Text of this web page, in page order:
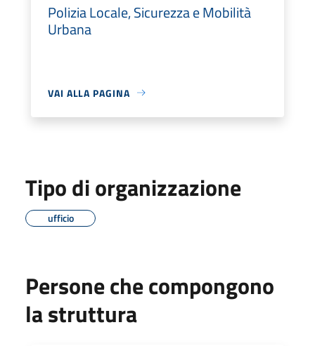
Polizia Locale, Sicurezza e Mobilità
Urbana
VAI ALLA PAGINA
Tipo di organizzazione
ufficio
Persone che compongono
la struttura